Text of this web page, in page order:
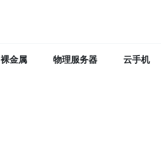
裸金属 物理服务器 云手机